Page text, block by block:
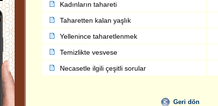
Kadınların tahareti
Taharetten kalan yaşlık
Yellenince taharetlenmek
Temizlikte vesvese
Necasetle ilgili çeşitli sorular
Geri dön